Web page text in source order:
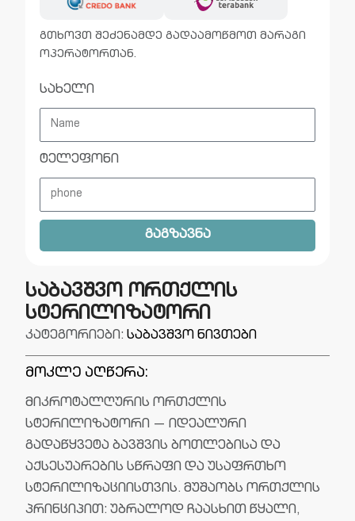
გთხოვთ შეძენამდე გადაამოწმოთ მარაგი
ოპერატორთან.
სახელი
ტელეფონი
გაგზავნა
საბავშვო ორთქლის
სტერილიზატორი
კატეგორიები: საბავშვო ნივთები
მოკლე აღწერა:
მიკროტალღურის ორთქლის
სტერილიზატორი — იდეალური
გადაწყვეტა ბავშვის ბოთლებისა და
აქსესუარების სწრაფი და უსაფრთხო
სტერილიზაციისთვის. მუშაობს ორთქლის
პრინციპით: უბრალოდ ჩაასხით წყალი,